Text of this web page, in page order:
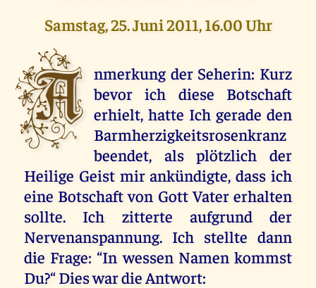
Samstag, 25. Juni 2011, 16.00 Uhr
A nmerkung der Seherin: Kurz
bevor ich diese Botschaft
erhielt, hatte Ich gerade den
Barmherzigkeitsrosenkranz
beendet, als plötzlich der
Heilige Geist mir ankündigte, dass ich
eine Botschaft von Gott Vater erhalten
sollte. Ich zitterte aufgrund der
Nervenanspannung. Ich stellte dann
die Frage: “In wessen Namen kommst
Du?“ Dies war die Antwort: